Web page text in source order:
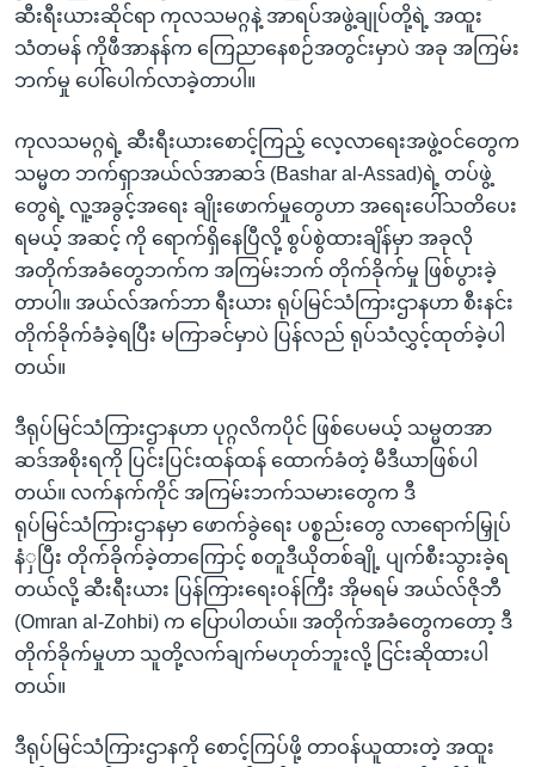
ဆီးရီးယားဆိုင်ရာ ကုလသမဂ္ဂနဲ့ အာရပ်အဖွဲ့ချုပ်တို့ရဲ့ အထူး
သံတမန် ကိုဖီအာနန်က ကြေညာနေစဉ်အတွင်းမှာပဲ အခု အကြမ်း
ဘက်မှု ပေါ်ပေါက်လာခဲ့တာပါ။
ကုလသမဂ္ဂရဲ့ ဆီးရီးယားစောင့်ကြည့် လေ့လာရေးအဖွဲ့ဝင်တွေက
သမ္မတ ဘက်ရှာအယ်လ်အာဆဒ် (Bashar al-Assad)ရဲ့ တပ်ဖွဲ့
တွေရဲ့ လူ့အခွင့်အရေး ချိုးဖောက်မှုတွေဟာ အရေးပေါ်သတိပေး
ရမယ့် အဆင့် ကို ရောက်ရှိနေပြီလို့ စွပ်စွဲထားချိန်မှာ အခုလို
အတိုက်အခံတွေဘက်က အကြမ်းဘက် တိုက်ခိုက်မှု ဖြစ်ပွားခဲ့
တာပါ။ အယ်လ်အက်ဘာ ရီးယား ရုပ်မြင်သံကြားဌာနဟာ စီးနင်း
တိုက်ခိုက်ခံခဲ့ရပြီး မကြာခင်မှာပဲ ပြန်လည် ရုပ်သံလွှင့်ထုတ်ခဲ့ပါ
တယ်။
ဒီရုပ်မြင်သံကြားဌာနဟာ ပုဂ္ဂလိကပိုင် ဖြစ်ပေမယ့် သမ္မတအာ
ဆဒ်အစိုးရကို ပြင်းပြင်းထန်ထန် ထောက်ခံတဲ့ မီဒီယာဖြစ်ပါ
တယ်။ လက်နက်ကိုင် အကြမ်းဘက်သမားတွေက ဒီ
ရုပ်မြင်သံကြားဌာနမှာ ဖောက်ခွဲရေး ပစ္စည်းတွေ လာရောက်မြှုပ်
နံှပြီး တိုက်ခိုက်ခဲ့တာကြောင့် စတူဒီယိုတစ်ချို့ ပျက်စီးသွားခဲ့ရ
တယ်လို့ ဆီးရီးယား ပြန်ကြားရေးဝန်ကြီး အိုမရမ် အယ်လ်ဇိုဘီ
(Omran al-Zohbi) က ပြောပါတယ်။ အတိုက်အခံတွေကတော့ ဒီ
တိုက်ခိုက်မှုဟာ သူတို့လက်ချက်မဟုတ်ဘူးလို့ ငြင်းဆိုထားပါ
တယ်။
ဒီရုပ်မြင်သံကြားဌာနကို စောင့်ကြပ်ဖို့ တာဝန်ယူထားတဲ့ အထူး